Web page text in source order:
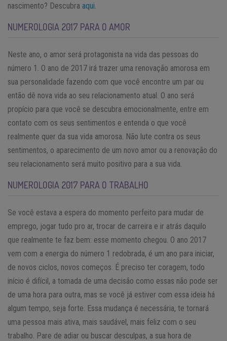
nascimento? Descubra aqui.
NUMEROLOGIA 2017 PARA O AMOR
Neste ano, o amor será protagonista na vida das pessoas do
número 1. O ano de 2017 irá trazer uma renovação amorosa em
sua personalidade fazendo com que você encontre um par ou
então dê nova vida ao seu relacionamento atual. O ano será
propício para que você se descubra emocionalmente, entre em
contato com os seus sentimentos e entenda o que você
realmente quer da sua vida amorosa. Não lute contra os seus
sentimentos, o aparecimento de um novo amor ou a renovação do
seu relacionamento será muito positivo para a sua vida.
NUMEROLOGIA 2017 PARA O TRABALHO
Se você estava a espera do momento perfeito para mudar de
emprego, jogar tudo pro ar, trocar de carreira e ir atrás daquilo
que realmente te faz bem: esse momento chegou. O ano 2017
vem com a energia do número 1 redobrada, é um ano para iniciar,
de novos ciclos, novos começos. É preciso ter coragem, todo
início é difícil, a tomada de uma decisão como essas não pode ser
de uma hora para outra, mas se você já estiver com essa ideia há
algum tempo, seja forte. Essa mudança é necessária, te tornará
uma pessoa mais ativa, mais saudável, mais feliz com o seu
trabalho. Pare de adiar ou buscar desculpas, a sua hora de